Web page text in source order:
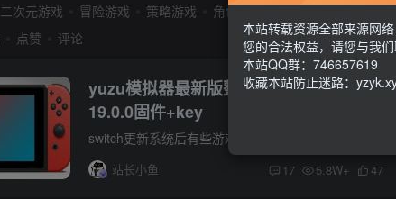
二次元游戏 冒险游戏 策略游戏
角色扮演游戏
点赞 评论
yuzu模拟器最新版整合包！已更新至
19.0.0固件+key
站长小鱼 17 5.8W+ 47
本站转载资源全部来源网
您的合法权益，请您与我
本站QQ群：746657619
收藏本站防止迷路：